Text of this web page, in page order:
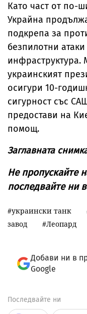
Като част от по-
Украйна
подкрепа за
безпилотни
инфраструктура.
украинският
осигури 10-
сигурност със
предостави на
помощ.
Заглавната
Не пропускайте
последвайте ни в
украински танк
завод
Леопард
Добави ни в
Google
Последвайте ни